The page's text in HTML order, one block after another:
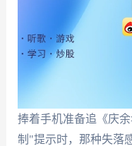
捧着手机准备追《庆
制"提示时，那种失落